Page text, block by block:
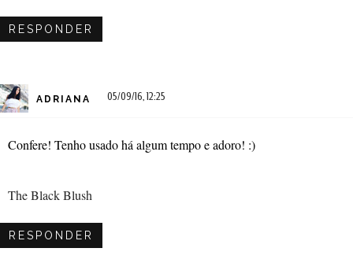
RESPONDER
ADRIANA 05/09/16, 12:25
Confere! Tenho usado há algum tempo e adoro! :)
The Black Blush
RESPONDER